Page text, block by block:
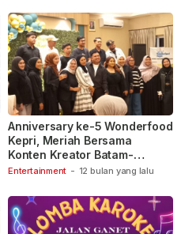
Entertainment - 12 bulan yang lalu
Anniversary ke-5 Wonderfood
Kepri, Meriah Bersama
Konten Kreator Batam-
Tanjungpinang